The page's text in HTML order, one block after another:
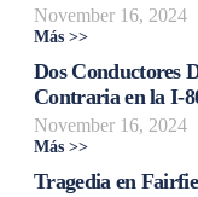
November 16, 2024
Más >>
Dos Conductores
Contraria en la I-
November 16, 2024
Más >>
Tragedia en